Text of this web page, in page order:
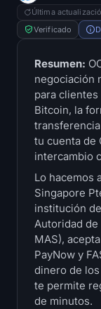
Ethereum ETF
Hyperliquid
Tesorerías
Bitcoin
Ethereum
Solana
Hyperliquid
Liquidations
Última
Verificado
Resumen:
negociación
para
Bitcoin, la
tu cuenta de
intercambio
Lo hacemos
Singapore
institución
Autoridad de
MAS),
PayNow y
dinero de
te permite
de minutos.